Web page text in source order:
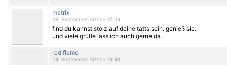
matrix
28. September 2010 - 17:09
find du kannst stolz auf deine tatts sein. genieß sie.
und viele grüße lass ich auch gerne da.
red flame
24. September 2010 - 19:48